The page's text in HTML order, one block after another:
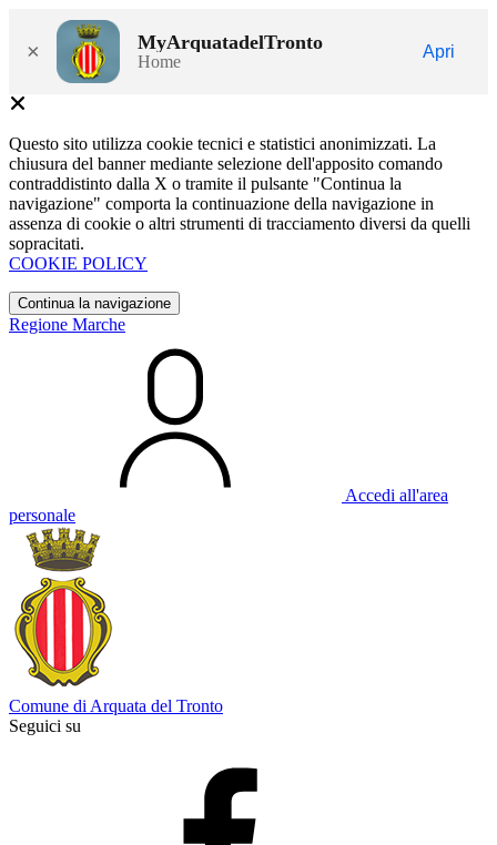
× MyArquatadelTronto
Home
Apri
Questo sito utilizza cookie tecnici e statistici anonimizzati. La
chiusura del banner mediante selezione dell'apposito comando
contraddistinto dalla X o tramite il pulsante "Continua la
navigazione" comporta la continuazione della navigazione in
assenza di cookie o altri strumenti di tracciamento diversi da quelli
sopracitati.
COOKIE POLICY
Continua la navigazione
Regione Marche
Accedi all'area
personale
Comune di Arquata del Tronto
Seguici su